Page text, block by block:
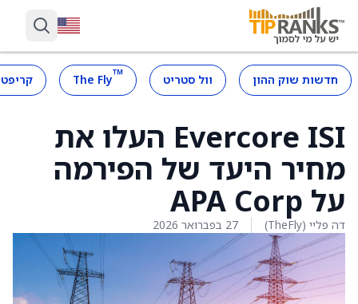
חדשות שוק ההון וול סטריט ™
The Fly
Evercore ISI העלו את
מחיר היעד של הפירמה
על APA Corp
דה פליי (TheFly) 27 בפברואר 2026